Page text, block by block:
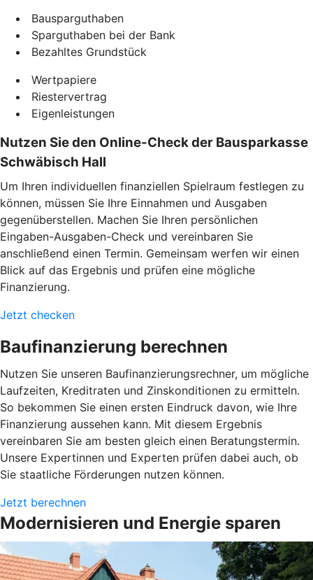
Bausparguthaben
Sparguthaben bei der Bank
Bezahltes Grundstück
Wertpapiere
Riestervertrag
Eigenleistungen
Nutzen Sie den Online-Check der Bausparkasse
Schwäbisch Hall
Um Ihren individuellen finanziellen Spielraum festlegen zu
können, müssen Sie Ihre Einnahmen und Ausgaben
gegenüberstellen. Machen Sie Ihren persönlichen
Eingaben-Ausgaben-Check und vereinbaren Sie
anschließend einen Termin. Gemeinsam werfen wir einen
Blick auf das Ergebnis und prüfen eine mögliche
Finanzierung.
Jetzt checken
Baufinanzierung berechnen
Nutzen Sie unseren Baufinanzierungsrechner, um mögliche
Laufzeiten, Kreditraten und Zinskonditionen zu ermitteln.
So bekommen Sie einen ersten Eindruck davon, wie Ihre
Finanzierung aussehen kann. Mit diesem Ergebnis
vereinbaren Sie am besten gleich einen Beratungstermin.
Unsere Expertinnen und Experten prüfen dabei auch, ob
Sie staatliche Förderungen nutzen können.
Jetzt berechnen
Modernisieren und Energie sparen